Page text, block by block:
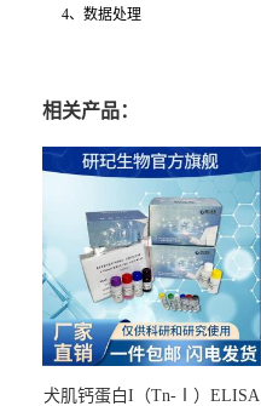
4、数据处理
相关产品：
犬肌钙蛋白I（Tn-Ⅰ）ELISA